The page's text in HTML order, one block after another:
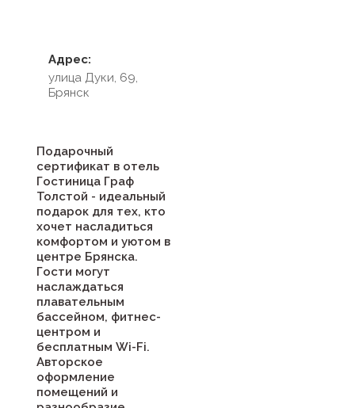
Адрес:
улица Дуки, 69,
Брянск
Подарочный
сертификат в отель
Гостиница Граф
Толстой - идеальный
подарок для тех, кто
хочет насладиться
комфортом и уютом в
центре Брянска.
Гости могут
наслаждаться
плавательным
бассейном, фитнес-
центром и
бесплатным Wi-Fi.
Авторское
оформление
помещений и